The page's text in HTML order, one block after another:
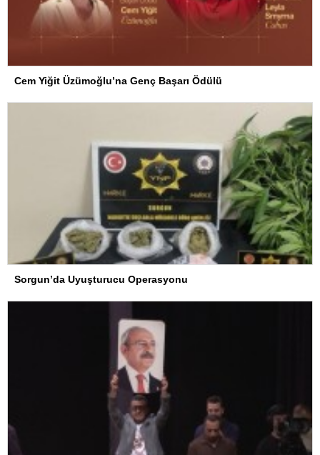
Cem Yiğit Üzümoğlu’na Genç Başarı Ödülü
Sorgun’da Uyuşturucu Operasyonu